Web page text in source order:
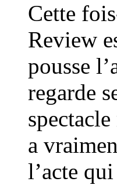
Cette
Review
pousse
regarde
a
l’acte